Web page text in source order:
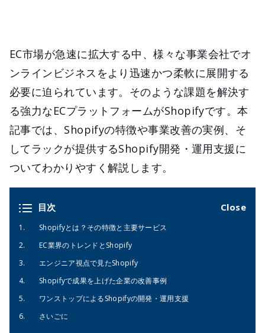
EC市場が急速に拡大する中、様々な事業会社でオ
ンラインビジネスをより迅速かつ柔軟に展開する
必要に迫られています。そのような課題を解決す
る強力なECプラットフォームがShopifyです。本
記事では、Shopifyの特徴や事業改善の実例、そ
してラックが提供するShopify開発・運用支援に
ついてわかりやすく解説します。
目次
Shopifyとは？その特徴と主要サービス
EC業界のトレンドとShopify
エンジニア視点で見たShopify
Shopifyで成果を上げた企業の改善事例
ワンストップによるShopifyの開発・運用支援
さいごに